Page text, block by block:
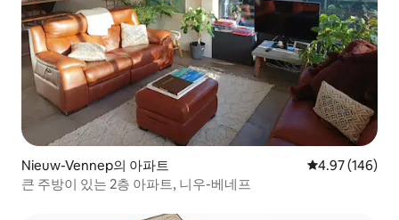
Nieuw-Vennep의 아파트 평점 4.97점(5
4.97 (146)
큰 주방이 있는 2층 아파트, 니우-베네프